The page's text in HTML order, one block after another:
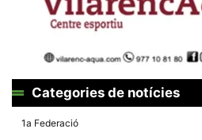
Categories de notícies
1a Federació